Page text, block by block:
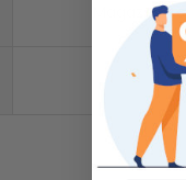
Magazyn
98